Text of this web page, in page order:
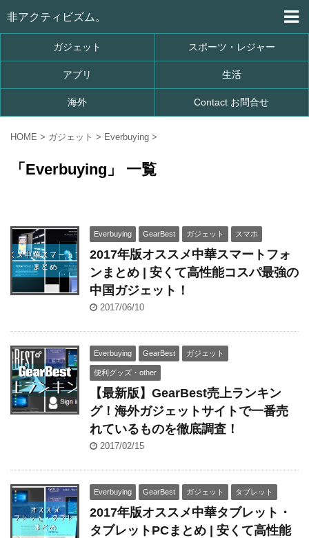
非アクティビズム。
ガジェット スポーツ・レジャー
アプリ 生活
海外 Contact お問合せ
HOME > ガジェット > Everbuying >
「Everbuying」 一覧
Everbuying GearBest ガジェット スマホ
2017年版オススメ中華スマートフォ
ンまとめ | 安くて高性能コスパ最強の
中国ガジェット！
2017/06/10
Everbuying GearBest ガジェット
便利グッズ・other
【最新版】GearBest売上ランキン
グ！海外ガジェットサイトで一番売
れているものを徹底調査！
2017/02/15
Everbuying GearBest ガジェット タブレット
2017年版オススメ中華タブレット・
タブレットPCまとめ | 安くて高性能